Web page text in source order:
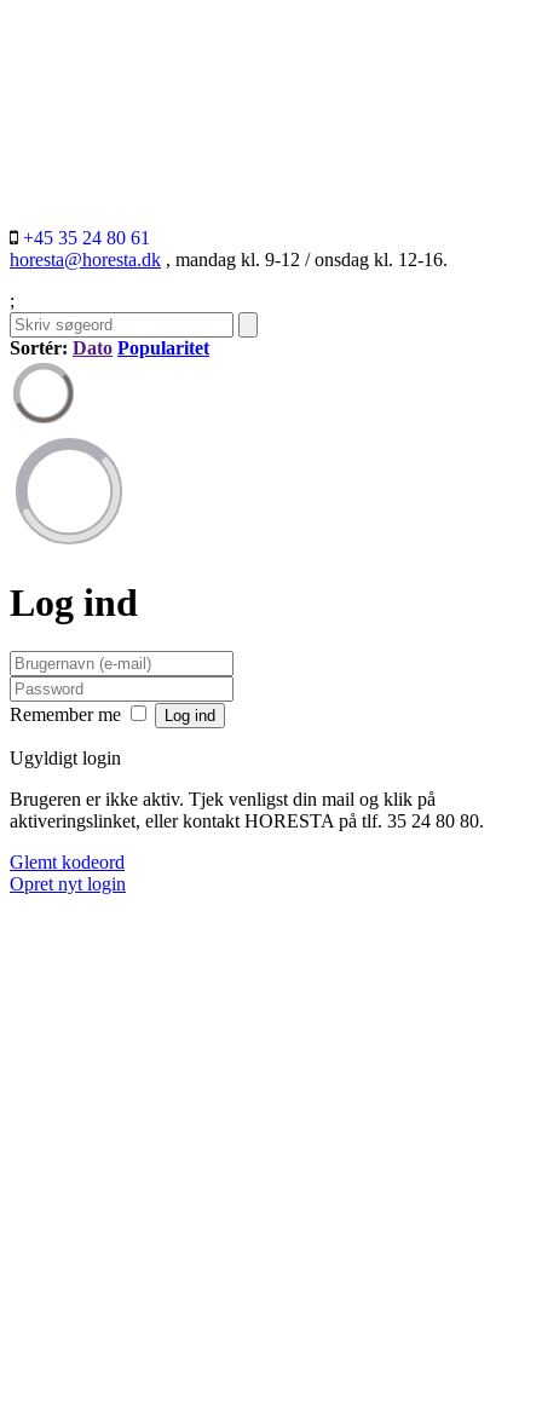
+45 35 24 80 61
horesta@horesta.dk , mandag kl. 9-12 / onsdag kl. 12-16.
;
Sortér: Dato Popularitet
Log ind
Remember me
Ugyldigt login
Brugeren er ikke aktiv. Tjek venligst din mail og klik på
aktiveringslinket, eller kontakt HORESTA på tlf. 35 24 80 80.
Glemt kodeord
Opret nyt login